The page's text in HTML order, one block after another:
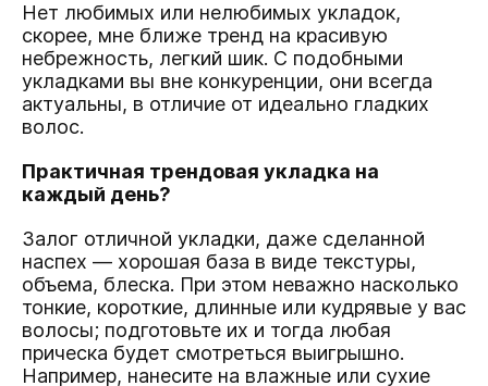
Нет любимых или нелюбимых укладок,
cкорее, мне ближе тренд на красивую
небрежность, легкий шик. С подобными
укладками вы вне конкуренции, они всегда
актуальны, в отличие от идеально гладких
волос.
Практичная трендовая укладка на
каждый день?
Залог отличной укладки, даже сделанной
наспех — хорошая база в виде текстуры,
объема, блеска. При этом неважно насколько
тонкие, короткие, длинные или кудрявые у вас
волосы; подготовьте их и тогда любая
прическа будет смотреться выигрышно.
Например, нанесите на влажные или сухие